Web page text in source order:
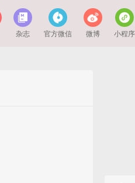
杂志 官方微信 微博 小程序